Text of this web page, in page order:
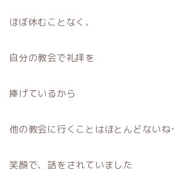
ほぼ休むことなく、
自分の教会で礼拝を
捧げているから
他の教会に行くことはほとんどないね
笑顔で、話をされていました